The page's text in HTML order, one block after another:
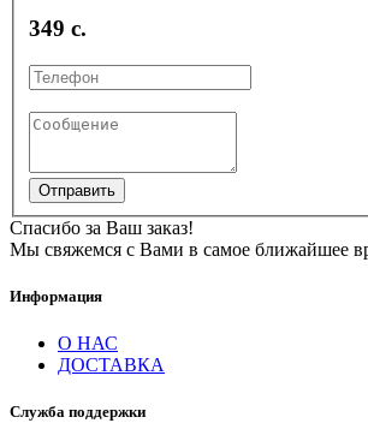
349 с.
Отправить
Спасибо за Ваш заказ!
Мы свяжемся с Вами в самое ближайшее
Информация
О НАС
ДОСТАВКА
Служба поддержки